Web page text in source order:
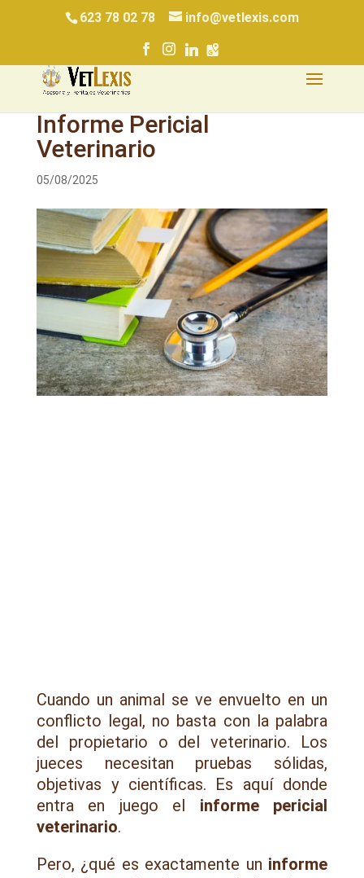
623 78 02 78 info@vetlexis.com
Informe Pericial
Veterinario
05/08/2025
Cuando un animal se ve envuelto en un
conflicto legal, no basta con la palabra
del propietario o del veterinario. Los
jueces necesitan pruebas sólidas,
objetivas y científicas. Es aquí donde
entra en juego el informe pericial
veterinario.
Pero, ¿qué es exactamente un informe